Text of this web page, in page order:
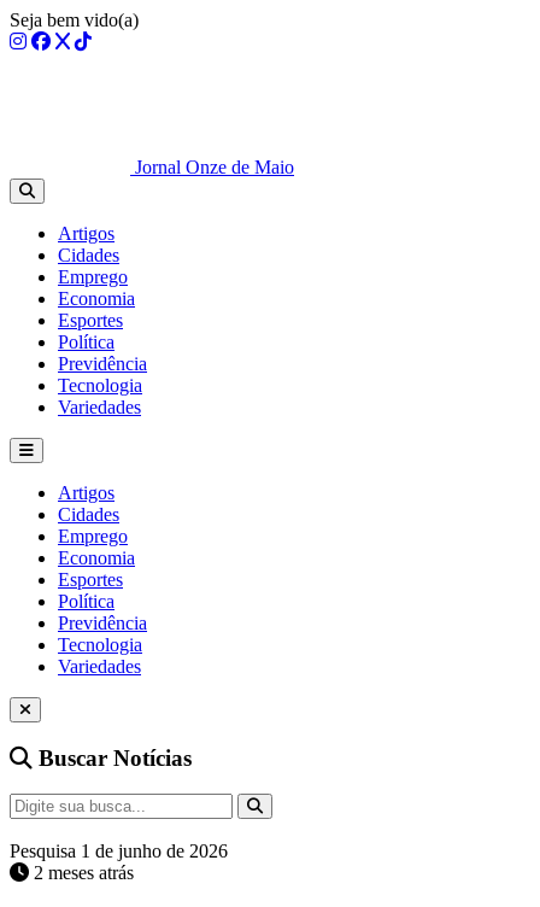
Seja bem vido(a)
Jornal Onze de Maio
Artigos
Cidades
Emprego
Economia
Esportes
Política
Previdência
Tecnologia
Variedades
Artigos
Cidades
Emprego
Economia
Esportes
Política
Previdência
Tecnologia
Variedades
Buscar Notícias
Pesquisa 1 de junho de 2026
2 meses atrás